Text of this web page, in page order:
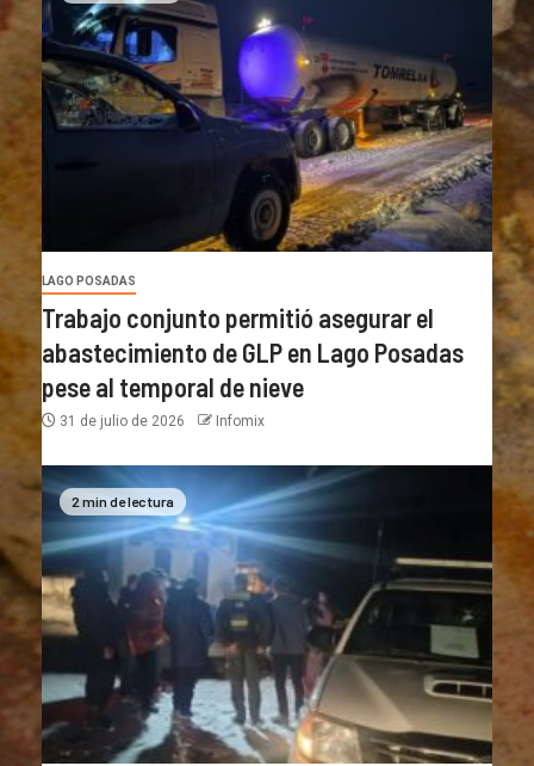
LAGO POSADAS
Trabajo conjunto permitió asegurar el
abastecimiento de GLP en Lago Posadas
pese al temporal de nieve
31 de julio de 2026 Infomix
2 min de lectura